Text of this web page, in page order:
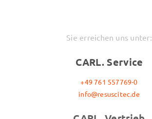
Sie erreichen uns unter:
CARL. Service
+49 761 557769-0
info@resuscitec.de